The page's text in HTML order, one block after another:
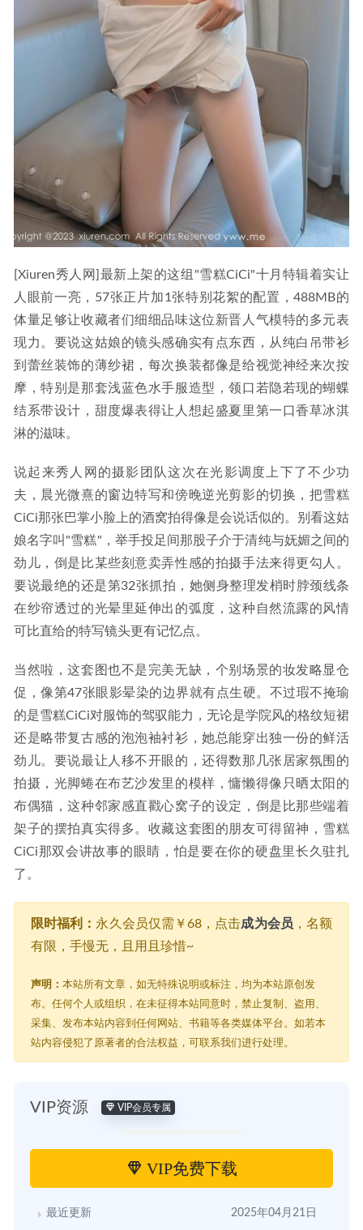
[Xiuren秀人网]最新上架的这组"雪糕CiCi"十月特辑着实让
人眼前一亮，57张正片加1张特别花絮的配置，488MB的
体量足够让收藏者们细细品味这位新晋人气模特的多元表
现力。要说这姑娘的镜头感确实有点东西，从纯白吊带衫
到蕾丝装饰的薄纱裙，每次换装都像是给视觉神经来次按
摩，特别是那套浅蓝色水手服造型，领口若隐若现的蝴蝶
结系带设计，甜度爆表得让人想起盛夏里第一口香草冰淇
淋的滋味。
说起来秀人网的摄影团队这次在光影调度上下了不少功
夫，晨光微熹的窗边特写和傍晚逆光剪影的切换，把雪糕
CiCi那张巴掌小脸上的酒窝拍得像是会说话似的。别看这姑
娘名字叫"雪糕"，举手投足间那股子介于清纯与妩媚之间的
劲儿，倒是比某些刻意卖弄性感的拍摄手法来得更勾人。
要说最绝的还是第32张抓拍，她侧身整理发梢时脖颈线条
在纱帘透过的光晕里延伸出的弧度，这种自然流露的风情
可比直给的特写镜头更有记忆点。
当然啦，这套图也不是完美无缺，个别场景的妆发略显仓
促，像第47张眼影晕染的边界就有点生硬。不过瑕不掩瑜
的是雪糕CiCi对服饰的驾驭能力，无论是学院风的格纹短裙
还是略带复古感的泡泡袖衬衫，她总能穿出独一份的鲜活
劲儿。要说最让人移不开眼的，还得数那几张居家氛围的
拍摄，光脚蜷在布艺沙发里的模样，慵懒得像只晒太阳的
布偶猫，这种邻家感直戳心窝子的设定，倒是比那些端着
架子的摆拍真实得多。收藏这套图的朋友可得留神，雪糕
CiCi那双会讲故事的眼睛，怕是要在你的硬盘里长久驻扎
了。
限时福利： 永久会员仅需￥68，点击成为会员 ，名额
有限，手慢无，且用且珍惜~
声明： 本站所有文章，如无特殊说明或标注，均为本站原创发
布。任何个人或组织，在未征得本站同意时，禁止复制、盗用、
采集、发布本站内容到任何网站、书籍等各类媒体平台。如若本
站内容侵犯了原著者的合法权益，可联系我们进行处理。
VIP资源 VIP会员专属
VIP免费下载
最近更新 2025年04月21日